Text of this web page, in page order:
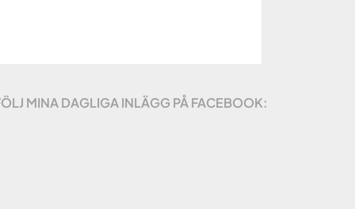
MINA DAGLIGA INLÄGG PÅ FACEBOOK: